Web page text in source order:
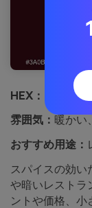
HEX：
雰囲気： 暖かい
おすすめ用途：
スパイスの効い
や暗いレストラ
ントや価格、小